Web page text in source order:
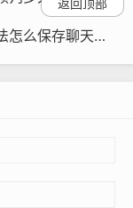
天账号购买,wdd
低价纸飞机账号购买为啥要做备份，方法怎么保存聊天数据
返回顶部